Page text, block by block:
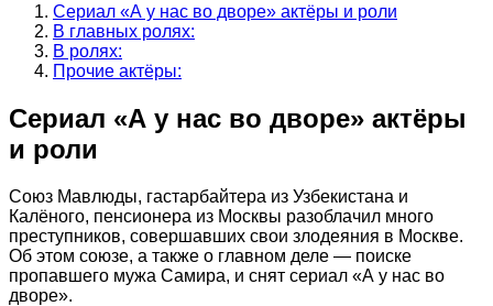
Сериал «А у нас во дворе» актёры и роли
В главных ролях:
В ролях:
Прочие актёры:
Сериал «А у нас во дворе» актёры
и роли
Союз Мавлюды, гастарбайтера из Узбекистана и
Калёного, пенсионера из Москвы разоблачил много
преступников, совершавших свои злодеяния в Москве.
Об этом союзе, а также о главном деле — поиске
пропавшего мужа Самира, и снят сериал «А у нас во
дворе».